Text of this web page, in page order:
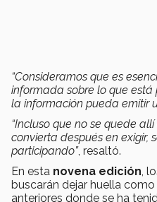
“Consideramos que es
informada sobre lo que
la información pueda emitir
“Incluso que no se quede
convierta después en exigir,
participando”, resaltó.
En esta novena edición,
buscarán dejar huella
anteriores donde se ha